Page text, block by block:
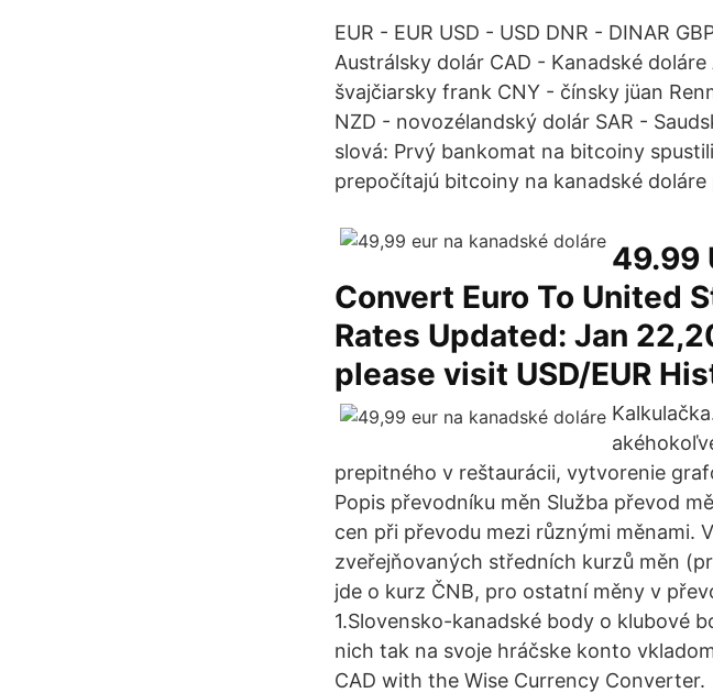
EUR - EUR USD - USD DNR - DINAR
Austrálsky dolár CAD - Kanadské
švajčiarsky frank CNY - čínsky jüan
NZD - novozélandský dolár SAR -
slová: Prvý bankomat na bitcoiny
prepočítajú bitcoiny na kanadské
49.99
Convert Euro To United
Rates Updated: Jan
please visit USD/EUR
prepitného v reštaurácii, vytvorenie
Popis převodníku měn Služba převod
cen při převodu mezi různými měnami.
zveřejňovaných středních kurzů měn
jde o kurz ČNB, pro ostatní měny v
1.Slovensko-kanadské body o klubové
nich tak na svoje hráčske konto
CAD with the Wise Currency Converter.